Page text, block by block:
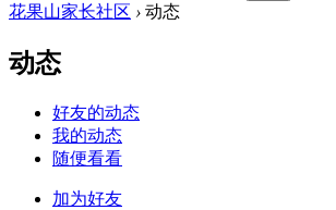
花果山家长社区 › 动态
动态
好友的动态
我的动态
随便看看
加为好友